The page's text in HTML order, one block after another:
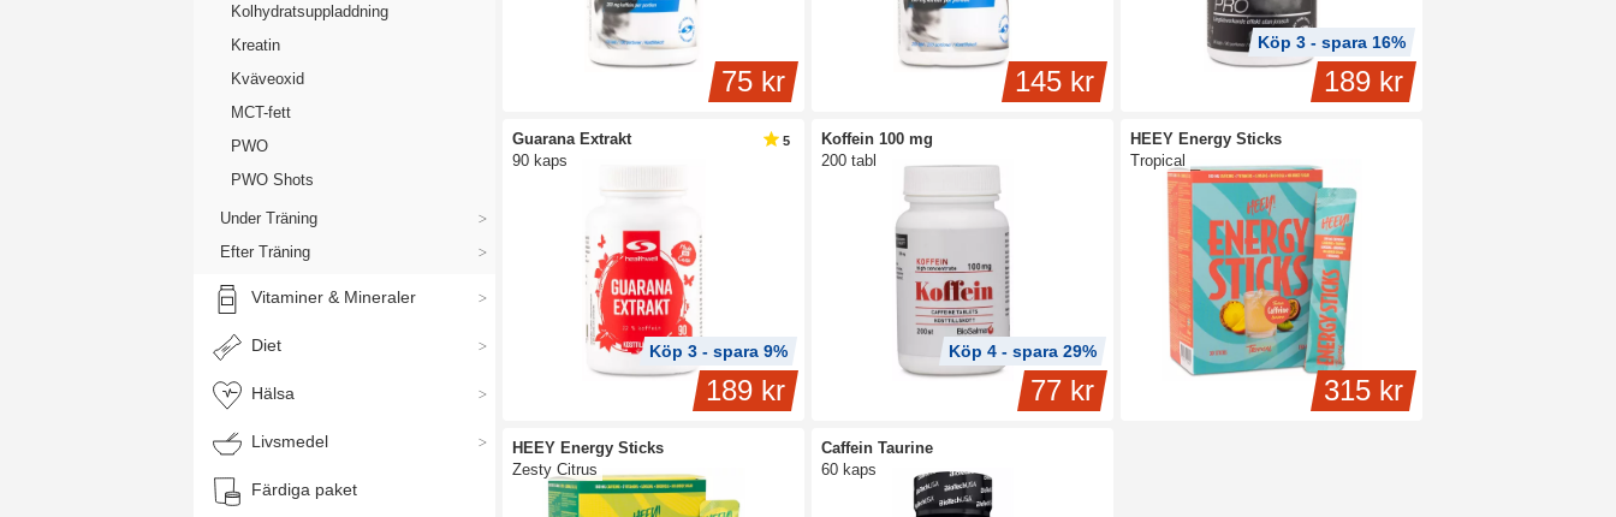
Kolhydratsuppladdning
Kreatin
Kväveoxid
MCT-fett
PWO
PWO Shots
Under Träning
Efter Träning
Vitaminer & Mineraler
Diet
Hälsa
Livsmedel
Färdiga paket
75 kr 145 kr
Köp 3 - spara 16%
189 kr
Guarana Extrakt
90 kaps
Köp 3 - spara 9%
189 kr
5
Koffein 100 mg
200 tabl
Köp 4 - spara 29%
77 kr
HEEY Energy Sticks
Tropical
315 kr
HEEY Energy Sticks
Zesty Citrus
Caffein Taurine
60 kaps